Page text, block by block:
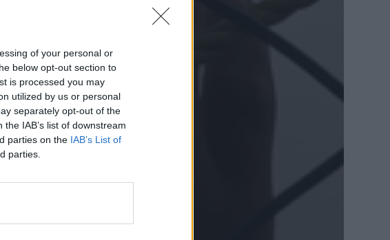
of your personal or
below opt-out section to
is processed you may
utilized by us or personal
separately opt-out of the
IAB’s list of downstream
parties on the IAB’s List of
parties.